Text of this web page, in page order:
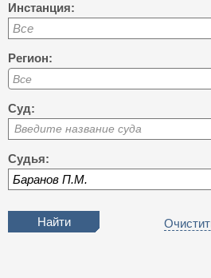
Инстанция:
Все
Регион:
Суд:
Введите название суда
Судья: